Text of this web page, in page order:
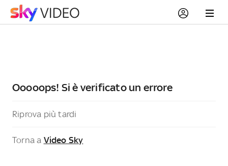
Ooooops! Si è verificato un errore
Riprova più tardi
Torna a Video Sky